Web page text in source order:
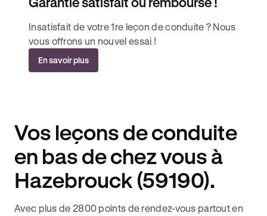
Insatisfait de votre 1re leçon de conduite ? Nous
vous offrons un nouvel essai !
En savoir plus
Vos leçons de conduite
en bas de chez vous à
Hazebrouck (59190).
Avec plus de 2800 points de rendez-vous partout en